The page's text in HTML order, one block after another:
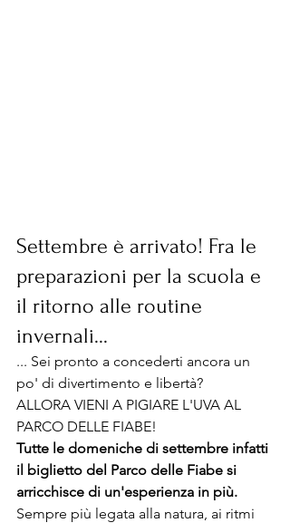
Settembre è arrivato! Fra le
preparazioni per la scuola e
il ritorno alle routine
invernali...
... Sei pronto a concederti ancora un
po' di divertimento e libertà?
ALLORA VIENI A PIGIARE L'UVA AL
PARCO DELLE FIABE!
Tutte le domeniche di settembre infatti
il biglietto del Parco delle Fiabe si
arricchisce di un'esperienza in più.
Sempre più legata alla natura, ai ritmi